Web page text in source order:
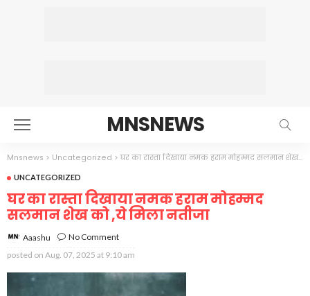
MNSNEWS
Mnsnews > Uncategorized >घर का रास्ता दिखाया नमक हराम मोहम्मद सलमान शेख को ,ये मिला नतीजा
UNCATEGORIZED
घर का रास्ता दिखाया नमक हराम मोहम्मद
सलमान शेख को ,ये मिला नतीजा
Aaashu
No Comment
posted on Aug. 07, 2025 at 9:10 am